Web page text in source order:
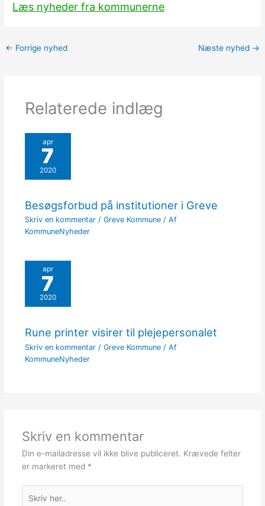
Læs nyheder fra kommunerne
← Forrige nyhed Næste nyhed →
Relaterede indlæg
apr
7
2020
Besøgsforbud på institutioner i Greve
Skriv en kommentar / Greve Kommune/ Af
KommuneNyheder
apr
7
2020
Rune printer visirer til plejepersonalet
Skriv en kommentar / Greve Kommune/ Af
KommuneNyheder
Skriv en kommentar
Din e-mailadresse vil ikke blive publiceret. Krævede felter
er markeret med *
her..